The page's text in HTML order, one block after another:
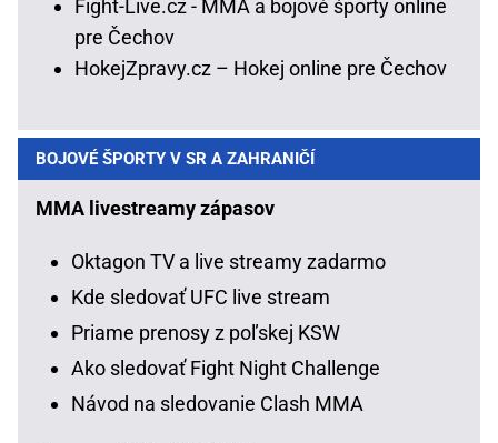
Fight-Live.cz - MMA a bojové športy online
pre Čechov
HokejZpravy.cz – Hokej online pre Čechov
BOJOVÉ ŠPORTY V SR A ZAHRANIČÍ
MMA livestreamy zápasov
Oktagon TV a live streamy zadarmo
Kde sledovať UFC live stream
Priame prenosy z poľskej KSW
Ako sledovať Fight Night Challenge
Návod na sledovanie Clash MMA